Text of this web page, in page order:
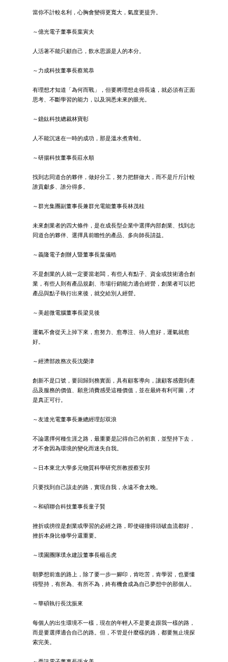
當你不計較名利，心胸會變得更寬大，氣度更提升。
～億光電子董事長葉寅夫
人活著不能只顧自己，飲水思源是人的本分。
～力成科技董事長蔡篤恭
有理想才知道「為何而戰」，但要將理想走得長遠，就必須有正面
思考、不斷學習的能力，以及洞悉未來的眼光。
～鐿鈦科技總裁林寶彰
人不能沉迷在一時的成功，那是溫水煮青蛙。
～研揚科技董事長莊永順
找到志同道合的夥伴，做好分工，努力把餅做大，而不是斤斤計較
誰貢獻多、誰分得多。
～群光集團副董事長兼群光電能董事長林茂桂
未來創業者的四大條件，是在成長型企業中選擇內部創業、找到志
同道合的夥伴、選擇具前瞻性的產品、多向師長請益。
～義隆電子創辦人暨董事長葉儀晧
不是創業的人就一定要當老闆，有些人有點子、資金或技術適合創
業，有些人則有產品規劃、市場行銷能力適合經營，創業者可以把
產品與點子執行出來後，就交給別人經營。
～美超微電腦董事長梁見後
運氣不會從天上掉下來，愈努力、愈專注、待人愈好，運氣就愈
好。
～經濟部政務次長沈榮津
創新不是口號，要回歸到務實面，具有顧客導向，讓顧客感覺到產
品及服務的價值、願意消費感受這種價值，並在最終有利可圖，才
是真正可行。
～友達光電董事長兼總經理彭双浪
不論選擇何種生涯之路，最重要是記得自己的初衷，並堅持下去，
才不會因為環境的變化而迷失自我。
～日本東北大學多元物質科學研究所教授蔡安邦
只要找到自己該走的路，實現自我，永遠不會太晚。
～和碩聯合科技董事長童子賢
挫折或徬徨是創業或學習的必經之路，即使碰撞得頭破血流都好，
挫折本身比修學分還重要。
～璞園團隊璞永建設董事長楊岳虎
朝夢想前進的路上，除了要一步一腳印，肯吃苦，肯學習，也要懂
得堅持，有所為、有所不為，終有機會成為自己夢想中的那個人。
～華碩執行長沈振來
每個人的出生環境不一樣，現在的年輕人不是要走跟我一樣的路，
而是要選擇適合自己的路。但，不管是什麼樣的路，都要無止境探
索完美。